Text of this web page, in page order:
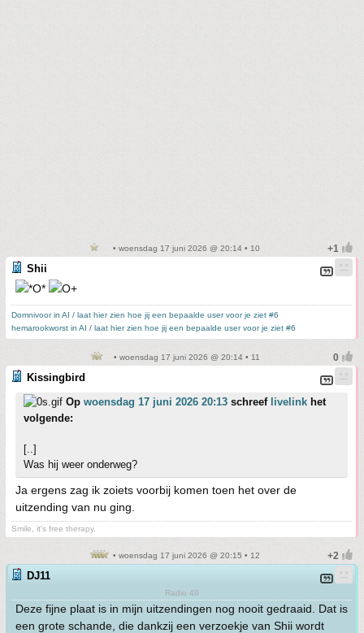
• woensdag 17 juni 2026 @ 20:14 • 10
Shii
Domnivoor in AI / laat hier zien hoe jij een bepaalde user voor je ziet #6
hemarookworst in AI / laat hier zien hoe jij een bepaalde user voor je ziet #6
• woensdag 17 juni 2026 @ 20:14 • 11
Kissingbird
Op woensdag 17 juni 2026 20:13 schreef livelink het
volgende:
[..]
Was hij weer onderweg?
Ja ergens zag ik zoiets voorbij komen toen het over de
uitzending van nu ging.
Smile, it's free therapy.
• woensdag 17 juni 2026 @ 20:15 • 12
DJ11
Radio 49
Deze fijne plaat is in mijn uitzendingen nog nooit gedraaid. Dat is
een grote schande, die dankzij een verzoekje van Shii wordt